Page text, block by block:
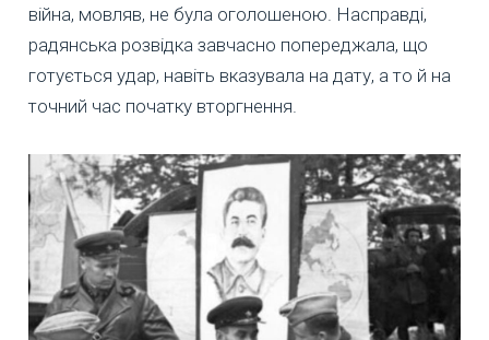
війна, мовляв, не була оголошеною. Насправді,
радянська розвідка завчасно попереджала, що
готується удар, навіть вказувала на дату, а то й на
точний час початку вторгнення.